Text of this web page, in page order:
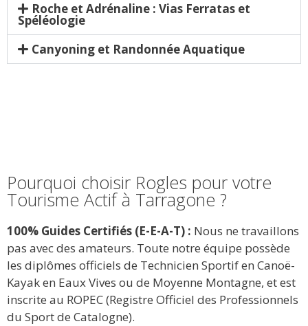
Roche et Adrénaline : Vias Ferratas et
Spéléologie
Canyoning et Randonnée Aquatique
Pourquoi choisir Rogles pour votre
Tourisme Actif à Tarragone ?
100% Guides Certifiés (E-E-A-T) : Nous ne travaillons
pas avec des amateurs. Toute notre équipe possède
les diplômes officiels de Technicien Sportif en Canoë-
Kayak en Eaux Vives ou de Moyenne Montagne, et est
inscrite au ROPEC (Registre Officiel des Professionnels
du Sport de Catalogne).